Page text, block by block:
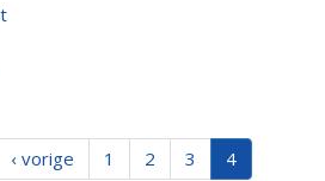
‹ vorige 1 2 3 4